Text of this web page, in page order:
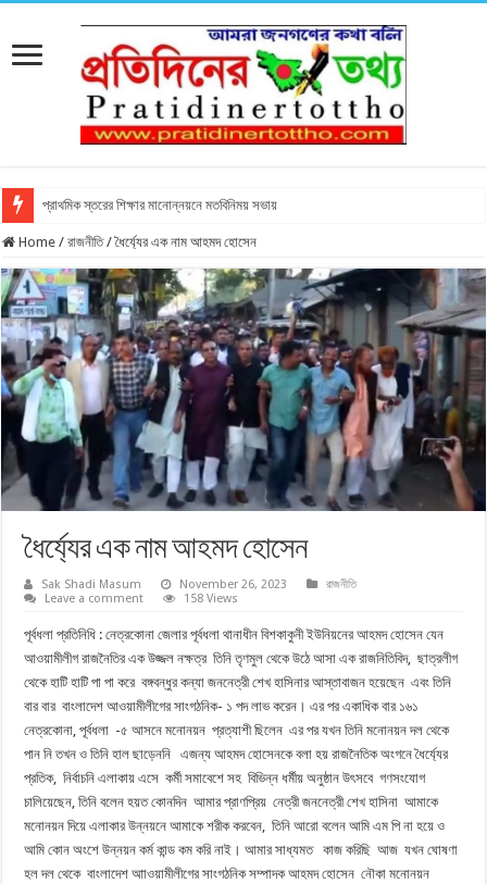
প্রাথমিক স্তরের শিক্ষার মানোন্নয়নে মতবিনিময় সভায়
Home / রাজনীতি / ধৈর্য্যের এক নাম আহমদ হোসেন
ধৈর্য্যের এক নাম আহমদ হোসেন
Sak Shadi Masum November 26, 2023
রাজনীতি
Leave a comment
158 Views
পূর্বধলা প্রতিনিধি : নেত্রকোনা জেলার পূর্বধলা থানাধীন বিশকাকুনী ইউনিয়নের আহমদ হোসেন যেন
আওয়ামীলীগ রাজনৈতির এক উজ্জল নক্ষত্র তিনি তৃণমুল থেকে উঠে আসা এক রাজনিতিবিদ, ছাত্রলীগ
থেকে হাটি হাটি পা পা করে বঙ্গবন্ধুর কন্যা জননেত্রী শেখ হাসিনার আস্তাবাজন হয়েছেন এবং তিনি
বার বার বাংলাদেশ আওয়ামীলীগের সাংগঠনিক- ১ পদ লাভ করেন। এর পর একাধিক বার ১৬১
নেত্রকোনা, পূর্বধলা -৫ আসনে মনোনয়ন প্রত্যাশী ছিলেন এর পর যখন তিনি মনোনয়ন দল থেকে
পান নি তখন ও তিনি হাল ছাড়েননি এজন্য আহমদ হোসেনকে বলা হয় রাজনৈতিক অংগনে ধৈর্য্যের
প্রতিক, নির্বাচনি এলাকায় এসে কর্মী সমাবেশে সহ বিভিন্ন ধর্মীয় অনুষ্ঠান উৎসবে গণসংযোগ
চালিয়েছেন, তিনি বলেন হয়ত কোনদিন আমার প্রাণপ্রিয় নেত্রী জননেত্রী শেখ হাসিনা আমাকে
মনোনয়ন দিয়ে এলাকার উন্নয়নে আমাকে শরীক করবেন, তিনি আরো বলেন আমি এম পি না হয়ে ও
আমি কোন অংশে উন্নয়ন কর্ম কান্ড কম করি নাই। আমার সাধ্যমত কাজ করিছি আজ যখন ঘোষণা
হল দল থেকে বাংলাদেশ আাওয়ামীলীগের সাংগঠনিক সম্পাদক আহমদ হোসেন নৌকা মনোনয়ন